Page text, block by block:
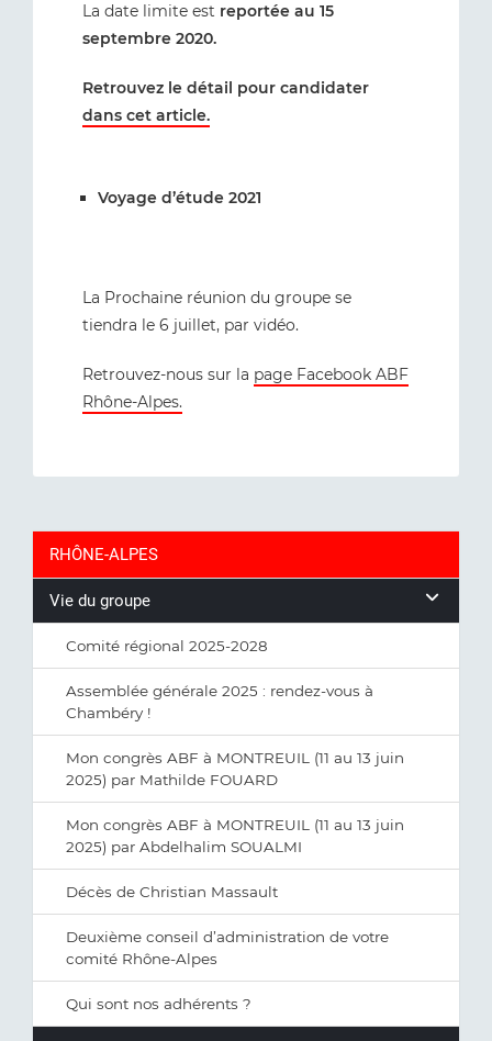
La date limite est reportée au 15
septembre 2020.
Retrouvez le détail pour candidater
dans cet article.
Voyage d’étude 2021
La Prochaine réunion du groupe se
tiendra le 6 juillet, par vidéo.
Retrouvez-nous sur la page Facebook ABF
Rhône-Alpes.
RHÔNE-ALPES
Vie du groupe
Comité régional 2025-2028
Assemblée générale 2025 : rendez-vous à
Chambéry !
Mon congrès ABF à MONTREUIL (11 au 13 juin
2025) par Mathilde FOUARD
Mon congrès ABF à MONTREUIL (11 au 13 juin
2025) par Abdelhalim SOUALMI
Décès de Christian Massault
Deuxième conseil d’administration de votre
comité Rhône-Alpes
Qui sont nos adhérents ?